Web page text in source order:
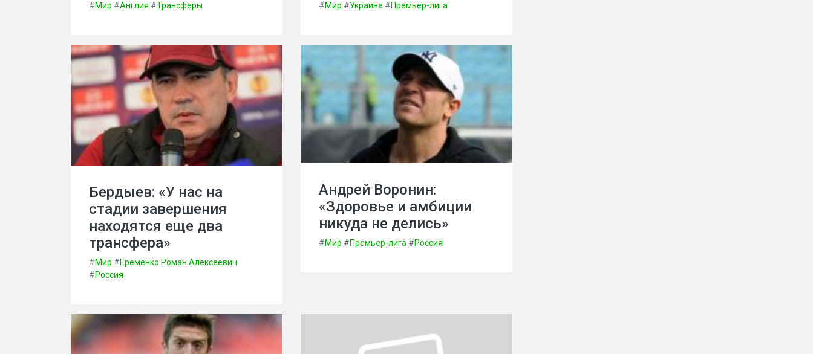
#Мир #Англия #Трансферы #Мир #Украина #Премьер-лига
Бердыев: «У нас на
стадии завершения
находятся еще два
трансфера»
#Мир #Еременко Роман Алексеевич
#Россия
Андрей Воронин:
«Здоровье и амбиции
никуда не делись»
#Мир #Премьер-лига #Россия